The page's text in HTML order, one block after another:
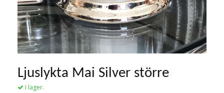
Ljuslykta Mai Silver större
I lager.